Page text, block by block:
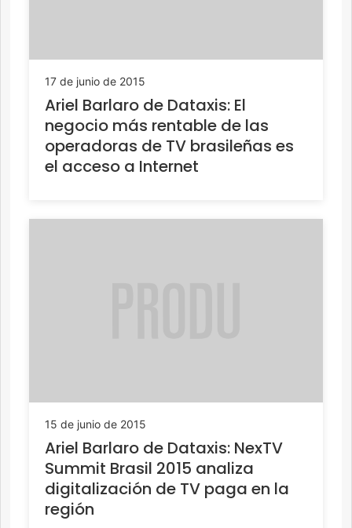
17 de junio de 2015
Ariel Barlaro de Dataxis: El
negocio más rentable de las
operadoras de TV brasileñas es
el acceso a Internet
15 de junio de 2015
Ariel Barlaro de Dataxis: NexTV
Summit Brasil 2015 analiza
digitalización de TV paga en la
región